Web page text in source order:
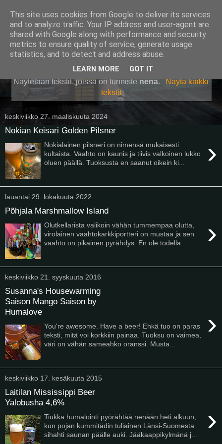
Pullollinen
Näytetään tekstit, joissa on tunniste nenä.
Näytä kaikki
tekstit
keskiviikko 27. maaliskuuta 2024
Nokian Keisari Golden Pilsner
›
Nokialainen pilsneri on nimensä mukaisesti
kultaista. Vaahto on kaunis ja tiivis valkoinen lukko
oluen päällä. Tuoksusta en saanut oikein ki...
lauantai 29. lokakuuta 2022
Põhjala Marshmallow Island
›
Olutkellarista valikoin vähän tummempaa olutta,
virolainen vaahtokarkkiportteri on mustaa ja sen
vaahto on pikainen pyrähdys. En ole todella...
keskiviikko 21. syyskuuta 2016
Susanna's Housewarming
Saison Mango Saison by
Humalove
›
You're awesome. Have a beer! Ehkä tuo on paras
teksti, mitä voi korkkiin painaa. Tuoksu on vaimea,
väri on vähän sameahko oranssi. Musta...
keskiviikko 17. kesäkuuta 2015
Laitilan Mississippi Beer
Yalobusha 4,6%
›
Tiukka humalointi pyörähtää nenään heti alkuun,
kun pojan kummitädin tuliainen Länsi-Suomesta
sihahti saunan päälle auki. Jääkaappikylmänä j...
This site uses cookies from Google to deliver its services
and to analyze traffic. Your IP address and user-agent are
shared with Google along with performance and security
metrics to ensure quality of service, generate usage
statistics, and to detect and address abuse.
LEARN MORE GOT IT